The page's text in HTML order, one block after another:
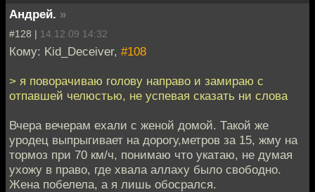
Андрей. »
#128 | 14.12.09 14:32
Кому: Kid_Deceiver, #108
> я поворачиваю голову направо и замираю c
отпавшей челюстью, не успевая сказать ни слова
Вчера вечерам ехали с женой домой. Такой же
уродец выпрыгивает на дорогу,метров за 15, жму на
тормоз при 70 км/ч, понимаю что укатаю, не думая
ухожу в право, где хвала аллаху было свободно.
Жена побелела, а я лишь обосрался.